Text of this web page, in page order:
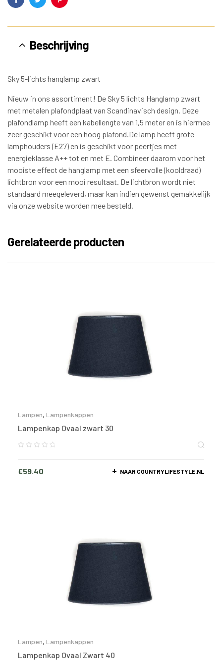
FacebookTwitterPinterest
Beschrijving
Sky 5-lichts hanglamp zwart
Nieuw in ons assortiment! De Sky 5 lichts Hanglamp zwart
met metalen plafondplaat van Scandinavisch design. Deze
plafondlamp heeft een kabellengte van 1,5 meter en is hiermee
zeer geschikt voor een hoog plafond.De lamp heeft grote
lamphouders (E27) en is geschikt voor peertjes met
energieklasse A++ tot en met E. Combineer daarom voor het
mooiste effect de hanglamp met een sfeervolle (kooldraad)
lichtbron voor een mooi resultaat. De lichtbron wordt niet
standaard meegeleverd, maar kan indien gewenst gemakkelijk
via onze website worden mee besteld.
Gerelateerde producten
Lampen, Lampenkappen
Lampenkap Ovaal zwart 30
€59.40 NAAR COUNTRYLIFESTYLE.NL
Lampen, Lampenkappen
Lampenkap Ovaal Zwart 40